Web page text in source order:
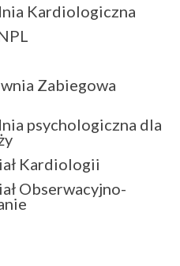
Kardiologiczna
Zabiegowa
psychologiczna dla
Kardiologii
Obserwacyjno-